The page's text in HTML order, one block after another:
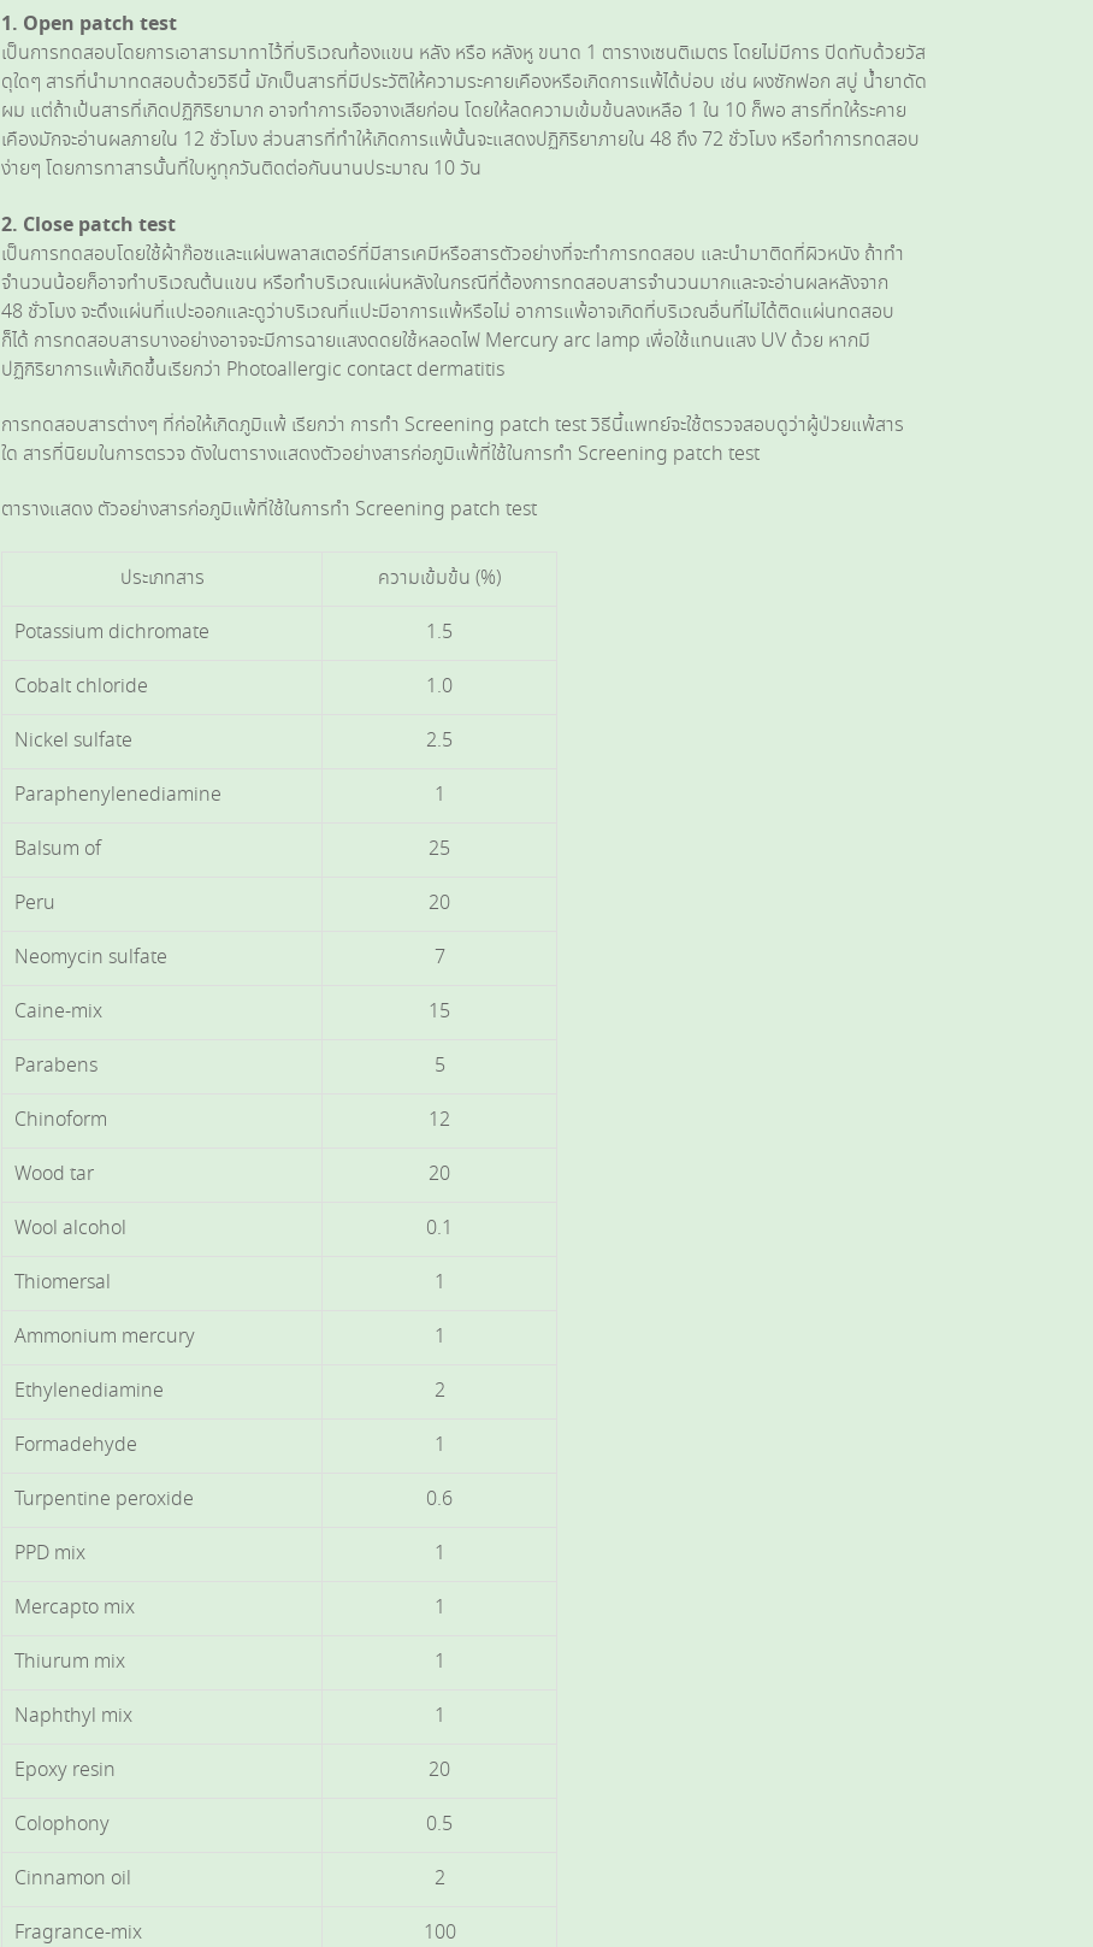
1. Open patch test
เป็นการทดสอบโดยการเอาสารมาทาไว้ที่บริเวณท้องแขน หลัง หรือ หลังหู ขนาด 1 ตารางเซนติเมตร โดยไม่มีการ ปิดทับด้วยวัส
ดุใดๆ สารที่นำมาทดสอบด้วยวิธีนี้ มักเป็นสารที่มีประวัติให้ความระคายเคืองหรือเกิดการแพ้ได้บ่อบ เช่น ผงซักฟอก สบู่ น้ำยาดัด
ผม แต่ถ้าเป้นสารที่เกิดปฏิกิริยามาก อาจทำการเจือจางเสียก่อน โดยให้ลดความเข้มข้นลงเหลือ 1 ใน 10 ก็พอ สารที่ทให้ระคาย
เคืองมักจะอ่านผลภายใน 12 ชั่วโมง ส่วนสารที่ทำให้เกิดการแพ้นั้นจะแสดงปฏิกิริยาภายใน 48 ถึง 72 ชั่วโมง หรือทำการทดสอบ
ง่ายๆ โดยการทาสารนั้นที่ใบหูทุกวันติดต่อกันนานประมาณ 10 วัน
2. Close patch test
เป็นการทดสอบโดยใช้ผ้าก๊อซและแผ่นพลาสเตอร์ที่มีสารเคมีหรือสารตัวอย่างที่จะทำการทดสอบ และนำมาติดที่ผิวหนัง ถ้าทำ
จำนวนน้อยก็อาจทำบริเวณต้นแขน หรือทำบริเวณแผ่นหลังในกรณีที่ต้องการทดสอบสารจำนวนมากและจะอ่านผลหลังจาก
48 ชั่วโมง จะดึงแผ่นที่แปะออกและดูว่าบริเวณที่แปะมีอาการแพ้หรือไม่ อาการแพ้อาจเกิดที่บริเวณอื่นที่ไม่ได้ติดแผ่นทดสอบ
ก็ได้ การทดสอบสารบางอย่างอาจจะมีการฉายแสงดดยใช้หลอดไฟ Mercury arc lamp เพื่อใช้แทนแสง UV ด้วย หากมี
ปฏิกิริยาการแพ้เกิดขึ้นเรียกว่า Photoallergic contact dermatitis
การทดสอบสารต่างๆ ที่ก่อให้เกิดภูมิแพ้ เรียกว่า การทำ Screening patch test วิธีนี้แพทย์จะใช้ตรวจสอบดูว่าผู้ป่วยแพ้สาร
ใด สารที่นิยมในการตรวจ ดังในตารางแสดงตัวอย่างสารก่อภูมิแพ้ที่ใช้ในการทำ Screening patch test
ตารางแสดง ตัวอย่างสารก่อภูมิแพ้ที่ใช้ในการทำ Screening patch test
ประเภทสาร
ความเข้มข้น (%)
Potassium dichromate
1.5
Cobalt chloride
1.0
Nickel sulfate
2.5
Paraphenylenediamine
1
Balsum of
25
Peru
20
Neomycin sulfate
7
Caine-mix
15
Parabens
5
Chinoform
12
Wood tar
20
Wool alcohol
0.1
Thiomersal
1
Ammonium mercury
1
Ethylenediamine
2
Formadehyde
1
Turpentine peroxide
0.6
PPD mix
1
Mercapto mix
1
Thiurum mix
1
Naphthyl mix
1
Epoxy resin
20
Colophony
0.5
Cinnamon oil
2
Fragrance-mix
100